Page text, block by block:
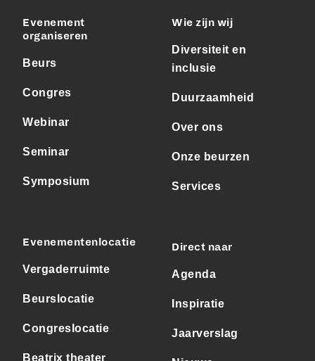
Evenement
organiseren
Beurs
Congres
Webinar
Seminar
Symposium
Evenementenlocatie
Vergaderruimte
Beurslocatie
Congreslocatie
Beatrix theater
Wie zijn wij
Diversiteit en
inclusie
Duurzaamheid
Over ons
Onze beurzen
Services
Direct naar
Agenda
Inspiratie
Jaarverslag